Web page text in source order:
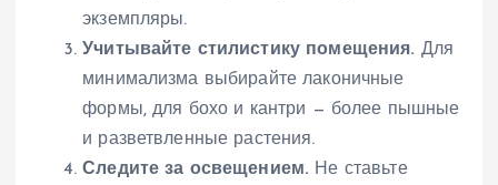
экземпляры.
Учитывайте стилистику помещения. Для
минимализма выбирайте лаконичные
формы, для бохо и кантри — более пышные
и разветвленные растения.
Следите за освещением. Не ставьте